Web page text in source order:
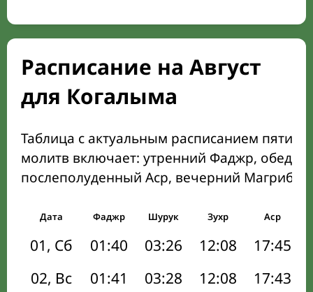
Расписание на Август
для Когалыма
Таблица с актуальным расписанием пяти
молитв включает: утренний Фаджр,
послеполуденный Аср, вечерний Магриб
Дата Фаджр Шурук Зухр Аср
01, Сб 01:40 03:26 12:08 17:45
02, Вс
01:41 03:28 12:08 17:43